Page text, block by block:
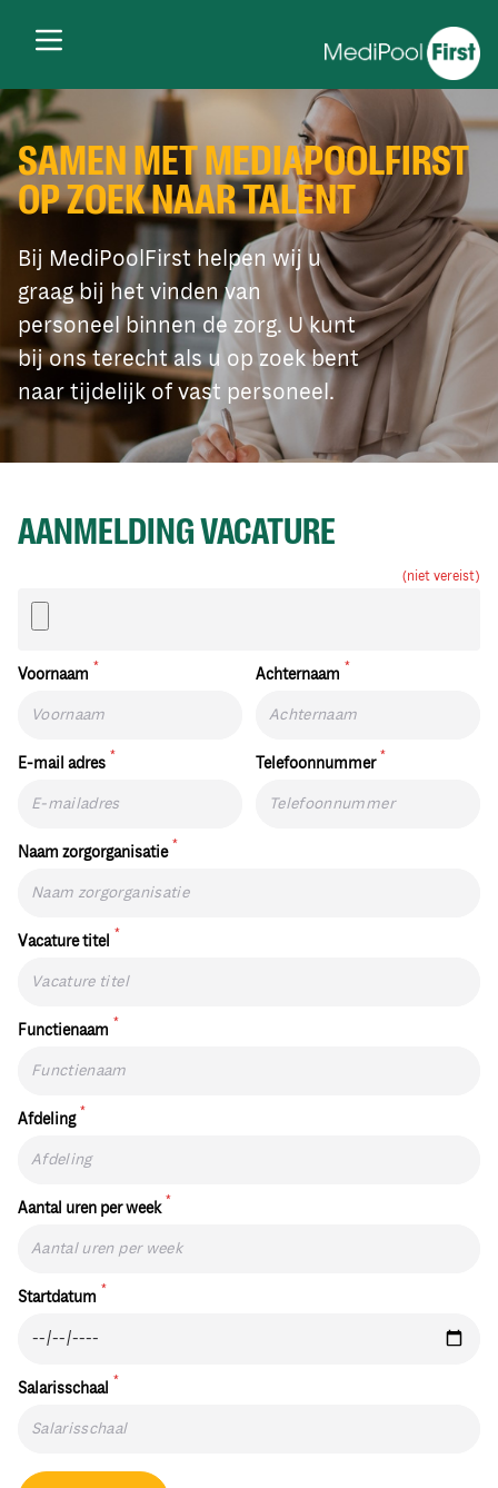
SAMEN MET MEDIAPOOLFIRST
OP ZOEK NAAR TALENT
Bij MediPoolFirst helpen wij u
graag bij het vinden van
personeel binnen de zorg. U kunt
bij ons terecht als u op zoek bent
naar tijdelijk of vast personeel.
AANMELDING VACATURE
(niet vereist)
Voornaam * Achternaam *
E-mail adres * Telefoonnummer *
Naam zorgorganisatie *
Vacature titel *
Functienaam *
Afdeling *
Aantal uren per week *
Startdatum *
Salarisschaal *